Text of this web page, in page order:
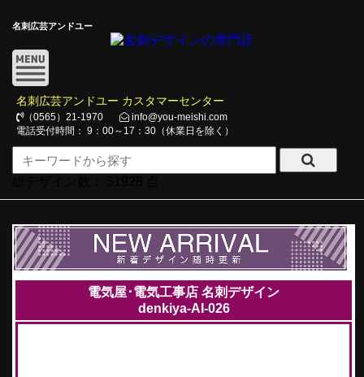
名刺広芸アンドユー
名刺広芸アンドユー カスタマーセンター
（0565）21-1970
info@you-meishi.com
電話受付時間： 9：00～17：30（休業日を除く）
電気屋･電気工事店 名刺デザイン
denkiya-AI-026